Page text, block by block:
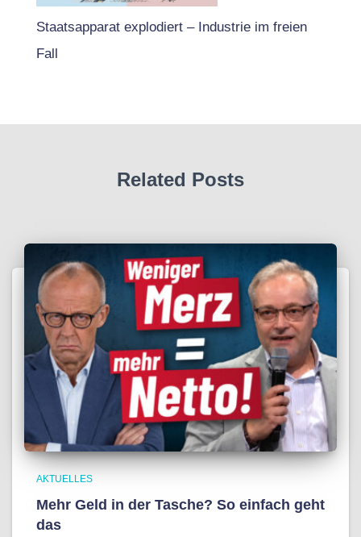
Staatsapparat explodiert – Industrie im freien
Fall
Related Posts
AKTUELLES
Mehr Geld in der Tasche? So einfach geht
das